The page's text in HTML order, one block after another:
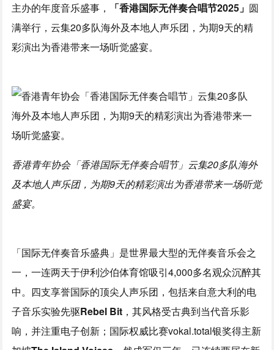
主办的年度音乐盛事，
「香港国际无伴奏合唱节2025 」 圆
满举行，云集20多队海外及本地人声乐团，为期9天的精
彩演出为香港带来一场听觉盛宴。
香港青年协会「香港国际无伴奏合唱节」云集20多队海外
及本地人声乐团，为期9天的精彩演出为香港带来一场听觉
盛宴。
「国际无伴奏音乐盛典」是世界最大型的无伴奏音乐会之
一，一连两天于伊利沙伯体育馆吸引4,000多名观众沉醉其
中。四支享誉国际的顶尖人声乐团，包括来自意大利的电
子音乐实验先驱Rebel Bit ，其风格受古典到当代音乐影
响，并注重电子创新；国际权威比赛vokal.total银奖得主新